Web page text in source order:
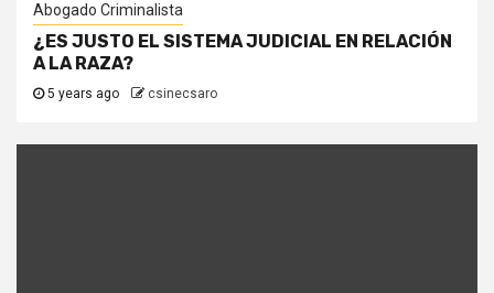
Abogado Criminalista
¿ES JUSTO EL SISTEMA JUDICIAL EN RELACIÓN
A LA RAZA?
5 years ago csinecsaro